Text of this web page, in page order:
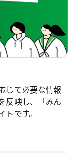
じて必要な情報
反映し、「みん
です。